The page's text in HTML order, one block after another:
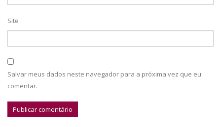
Site
Salvar meus dados neste navegador para a próxima vez que eu
comentar.